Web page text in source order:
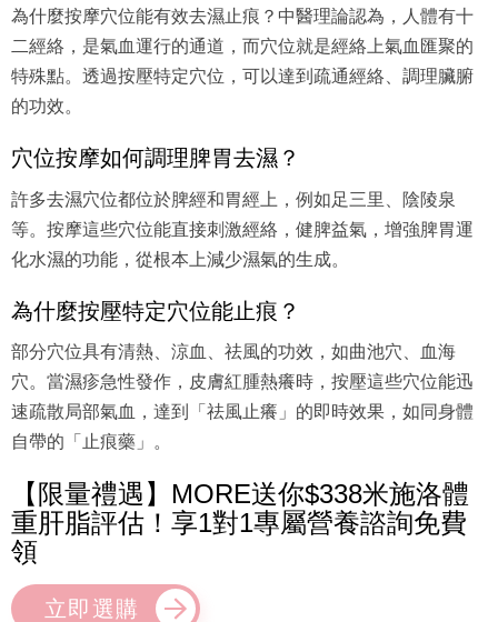
為什麼按摩穴位能有效去濕止痕？中醫理論認為，人體有十
二經絡，是氣血運行的通道，而穴位就是經絡上氣血匯聚的
特殊點。透過按壓特定穴位，可以達到疏通經絡、調理臟腑
的功效。
穴位按摩如何調理脾胃去濕？
許多去濕穴位都位於脾經和胃經上，例如足三里、陰陵泉
等。按摩這些穴位能直接刺激經絡，健脾益氣，增強脾胃運
化水濕的功能，從根本上減少濕氣的生成。
為什麼按壓特定穴位能止痕？
部分穴位具有清熱、涼血、祛風的功效，如曲池穴、血海
穴。當濕疹急性發作，皮膚紅腫熱癢時，按壓這些穴位能迅
速疏散局部氣血，達到「祛風止癢」的即時效果，如同身體
自帶的「止痕藥」。
【限量禮遇】MORE送你$338米施洛體
重肝脂評估！享1對1專屬營養諮詢免費
領
立即選購